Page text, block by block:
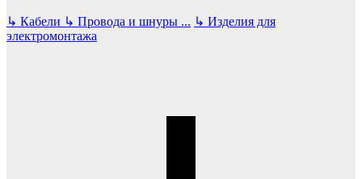
↳ Кабели ↳ Провода и шнуры ... ↳ Изделия для
электромонтажа